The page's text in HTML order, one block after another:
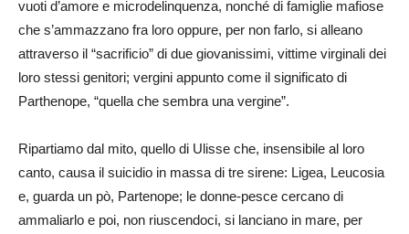
vuoti d’amore e microdelinquenza, nonché di famiglie mafiose
che s’ammazzano fra loro oppure, per non farlo, si alleano
attraverso il “sacrificio” di due giovanissimi, vittime virginali dei
loro stessi genitori; vergini appunto come il significato di
Parthenope, “quella che sembra una vergine”.
Ripartiamo dal mito, quello di Ulisse che, insensibile al loro
canto, causa il suicidio in massa di tre sirene: Ligea, Leucosia
e, guarda un pò, Partenope; le donne-pesce cercano di
ammaliarlo e poi, non riuscendoci, si lanciano in mare, per